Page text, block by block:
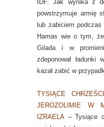
IDF. Jak wynika z
powstrzymuje armię
lub zabiciem
Hamas wie o tym,
Gilada i w
zdeponował ładunki
kazał zabić w
TYSIĄCE
JEROZOLIMIE W
IZRAELA – Tysiące